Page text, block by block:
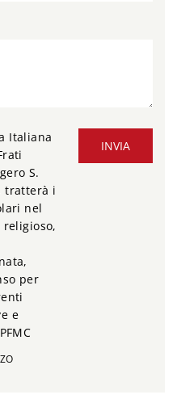
INVIA
Italiana
S.
tratterà i
nel
per
e